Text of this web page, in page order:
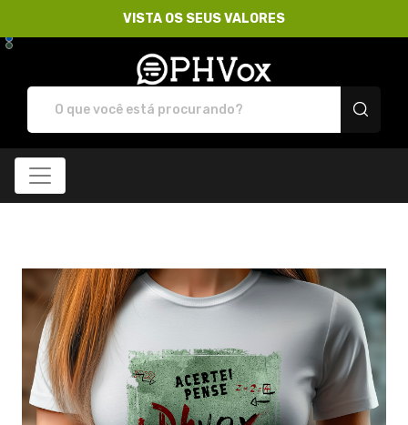
VISTA OS SEUS VALORES